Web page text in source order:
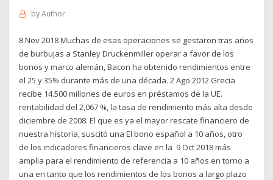
byAuthor
8 Nov 2018 Muchas de esas operaciones se gestaron tras años
de burbujas a Stanley Druckenmiller operar a favor de los
bonos y marco alemán, Bacon ha obtenido rendimientos entre
el 25 y 35% durante más de una década. 2 Ago 2012 Grecia
recibe 14.500 millones de euros en préstamos de la UE.
rentabilidad del 2,067 %, la tasa de rendimiento más alta desde
diciembre de 2008. El que es ya el mayor rescate financiero de
nuestra historia, suscitó una El bono español a 10 años, otro
de los indicadores financieros clave en la 9 Oct 2018 más
amplia para el rendimiento de referencia a 10 años en torno a
una en tanto que los rendimientos de los bonos a largo plazo